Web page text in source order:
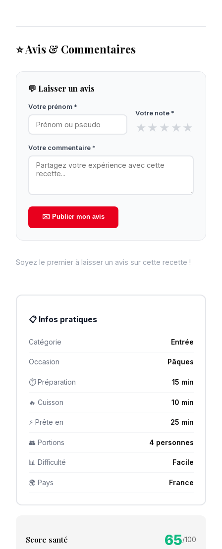
⭐ Avis & Commentaires
💬 Laisser un avis
Votre prénom *
Votre note *
★ ★ ★ ★ ★
Votre commentaire *
✉️ Publier mon avis
Soyez le premier à laisser un avis sur cette recette !
📋 Infos pratiques
Catégorie Entrée
Occasion Pâques
⏱ Préparation 15 min
🔥 Cuisson 10 min
⚡ Prête en 25 min
👥 Portions 4 personnes
📊 Difficulté Facile
🌍 Pays France
Score santé 65/100